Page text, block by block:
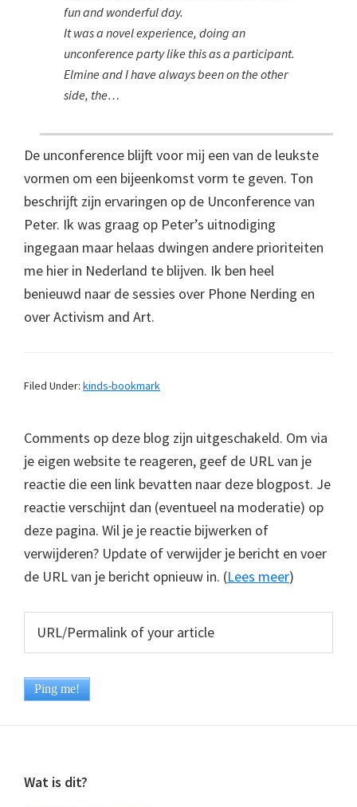
fun and wonderful day.
It was a novel experience, doing an
unconference party like this as a participant.
Elmine and I have always been on the other
side, the…
De unconference blijft voor mij een van de leukste
vormen om een bijeenkomst vorm te geven. Ton
beschrijft zijn ervaringen op de Unconference van
Peter. Ik was graag op Peter’s uitnodiging
ingegaan maar helaas dwingen andere prioriteiten
me hier in Nederland te blijven. Ik ben heel
benieuwd naar de sessies over Phone Nerding en
over Activism and Art.
Filed Under: kinds-bookmark
Comments op deze blog zijn uitgeschakeld. Om via
je eigen website te reageren, geef de URL van je
reactie die een link bevatten naar deze blogpost. Je
reactie verschijnt dan (eventueel na moderatie) op
deze pagina. Wil je je reactie bijwerken of
verwijderen? Update of verwijder je bericht en voer
de URL van je bericht opnieuw in. (Lees meer)
Footer
Wat is dit?